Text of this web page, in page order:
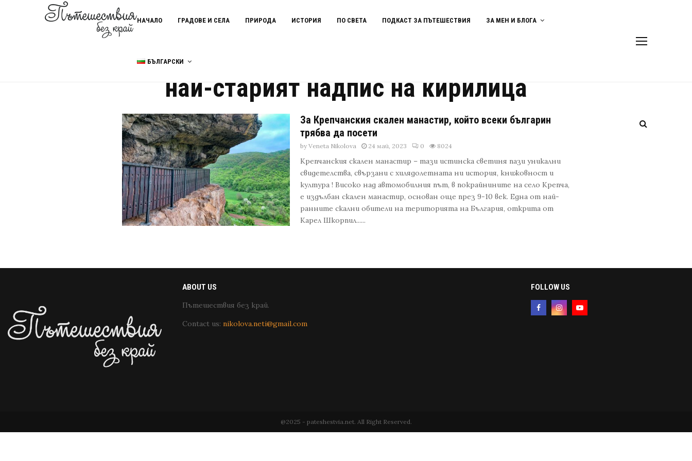
НАЧАЛО ГРАДОВЕ И СЕЛА ПРИРОДА ИСТОРИЯ ПО СВЕТА ПОДКАСТ ЗА ПЪТЕШЕСТВИЯ ЗА МЕН И БЛОГА
БЪЛГАРСКИ
Home най-старият надпис на кирилица
най-старият надпис на кирилица
За Крепчанския скален манастир, който всеки българин
трябва да посети
byVeneta Nikolova 24 май, 2023 0 8024
Крепчанския скален манастир – тази истинска светиня пази уникални
свидетелства, свързани с хилядолетната ни история, книжовност и
култура ! Високо над автомобилния път, в покрайнините на село Крепча,
е издълбан скален манастир, основан още през 9-10 век. Една от най-
ранните скални обители на територията на България, открита от
Карел Шкорпил......
ABOUT US
Пътешествия без край.
Contact us: nikolova.neti@gmail.com
FOLLOW US
@2025 - pateshestvia.net. All Right Reserved.